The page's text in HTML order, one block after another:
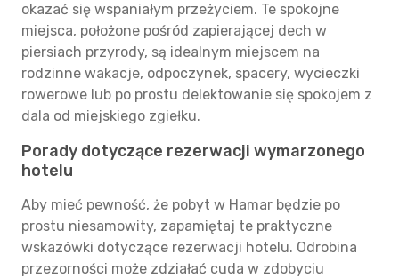
okazać się wspaniałym przeżyciem. Te spokojne
miejsca, położone pośród zapierającej dech w
piersiach przyrody, są idealnym miejscem na
rodzinne wakacje, odpoczynek, spacery, wycieczki
rowerowe lub po prostu delektowanie się spokojem z
dala od miejskiego zgiełku.
Porady dotyczące rezerwacji wymarzonego
hotelu
Aby mieć pewność, że pobyt w Hamar będzie po
prostu niesamowity, zapamiętaj te praktyczne
wskazówki dotyczące rezerwacji hotelu. Odrobina
przezorności może zdziałać cuda w zdobyciu